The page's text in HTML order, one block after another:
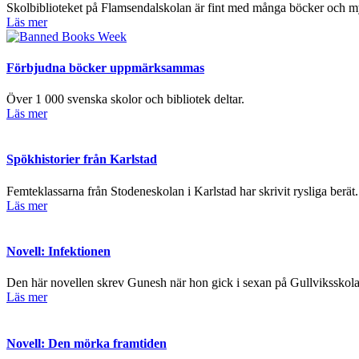
Skolbiblioteket på Flamsendalskolan är fint med många böcker och
Läs mer
Förbjudna böcker uppmärksammas
Över 1 000 svenska skolor och bibliotek deltar.
Läs mer
Spökhistorier från Karlstad
Femteklassarna från Stodeneskolan i Karlstad har skrivit rysliga
Läs mer
Novell: Infektionen
Den här novellen skrev Gunesh när hon gick i sexan på
Läs mer
Novell: Den mörka framtiden